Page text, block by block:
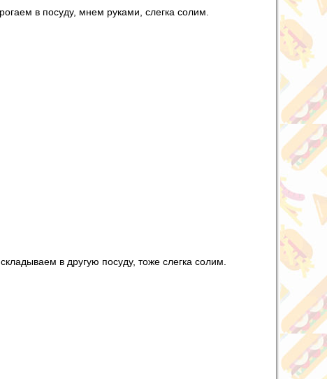
в посуду, мнем руками, слегка солим.
в другую посуду, тоже слегка солим.